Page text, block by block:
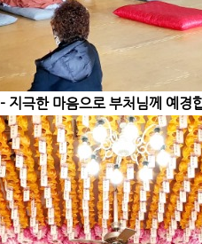
- 지극한 마음으로 부처님께 예경